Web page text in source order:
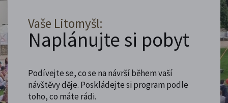
Vaše Litomyšl:
Naplánujte si pobyt
Podívejte se, co se na návrší během vaší
návštěvy děje. Poskládejte si program podle
toho, co máte rádi.